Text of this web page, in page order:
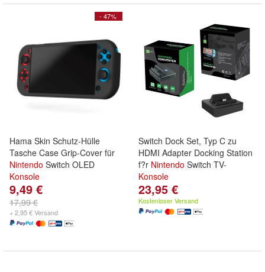
- 47%
Hama Skin Schutz-Hülle
Tasche Case Grip-Cover für
Nintendo Switch OLED
Konsole
9,49 €
17,99 €
+ 2,95 € Versand
Switch Dock Set, Typ C zu
HDMI Adapter Docking Station
f?r Nintendo Switch TV-
Konsole
23,95 €
Kostenloser Versand